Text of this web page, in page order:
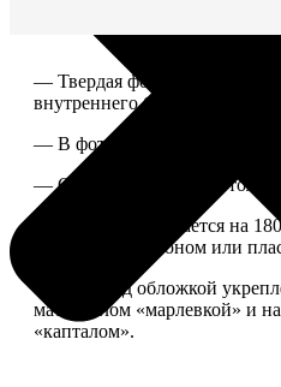
— Твердая фотообложка,
внутреннего блока.
— В фотокниге может быть
— Страницы плотные,
— Книга раскрывается на
укреплены картоном или
— Блок под обложкой
материалом «марлевкой» и
«капталом».